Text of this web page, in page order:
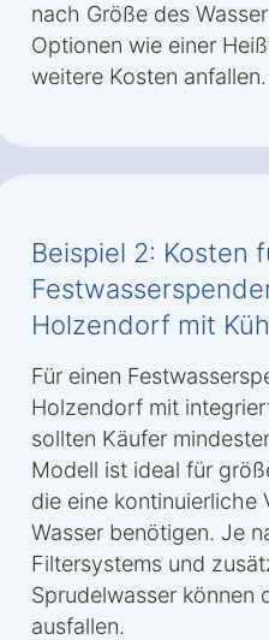
nach Größe des
Optionen wie einer
weitere Kosten anfallen.
Beispiel 2: Kosten
Holzendorf mit
Für einen
Holzendorf mit
sollten Käufer
Modell ist ideal für
die eine kontinuierliche
Wasser benötigen. Je
Filtersystems und
Sprudelwasser können
ausfallen.